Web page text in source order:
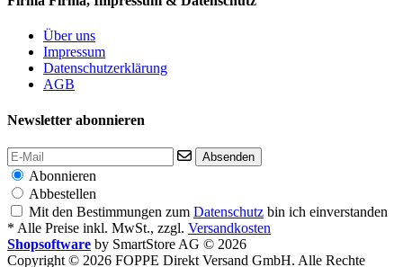
Über uns
Impressum
Datenschutzerklärung
AGB
Newsletter abonnieren
Absenden
Abonnieren
Abbestellen
Mit den Bestimmungen zum Datenschutz bin ich einverstanden
* Alle Preise inkl. MwSt., zzgl. Versandkosten
Shopsoftware by SmartStore AG © 2026
Copyright © 2026 FOPPE Direkt Versand GmbH. Alle Rechte